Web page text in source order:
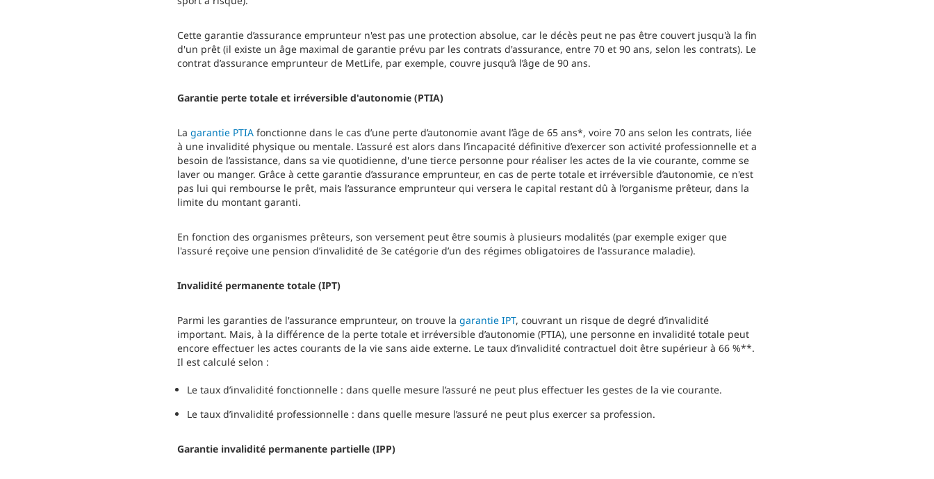
Cette garantie d’assurance emprunteur n'est pas une protection absolue, car le décès peut ne pas être couvert jusqu'à la fin
d'un prêt (il existe un âge maximal de garantie prévu par les contrats d'assurance, entre 70 et 90 ans, selon les contrats). Le
contrat d’assurance emprunteur de MetLife, par exemple, couvre jusqu’à l’âge de 90 ans.
Garantie perte totale et irréversible d'autonomie (PTIA)
La garantie PTIAfonctionne dans le cas d’une perte d’autonomie avant l’âge de 65 ans*, voire 70 ans selon les contrats, liée
à une invalidité physique ou mentale. L’assuré est alors dans l’incapacité définitive d’exercer son activité professionnelle et a
besoin de l’assistance, dans sa vie quotidienne, d'une tierce personne pour réaliser les actes de la vie courante, comme se
laver ou manger. Grâce à cette garantie d’assurance emprunteur, en cas de perte totale et irréversible d’autonomie, ce n'est
pas lui qui rembourse le prêt, mais l’assurance emprunteur qui versera le capital restant dû à l’organisme prêteur, dans la
limite du montant garanti.
En fonction des organismes prêteurs, son versement peut être soumis à plusieurs modalités (par exemple exiger que
l'assuré reçoive une pension d’invalidité de 3e catégorie d’un des régimes obligatoires de l'assurance maladie).
Invalidité permanente totale (IPT)
Parmi les garanties de l'assurance emprunteur, on trouve la garantie IPT, couvrant un risque de degré d’invalidité
important. Mais, à la différence de la perte totale et irréversible d’autonomie (PTIA), une personne en invalidité totale peut
encore effectuer les actes courants de la vie sans aide externe. Le taux d’invalidité contractuel doit être supérieur à 66 %**.
Il est calculé selon :
Le taux d’invalidité fonctionnelle : dans quelle mesure l’assuré ne peut plus effectuer les gestes de la vie courante.
Le taux d’invalidité professionnelle : dans quelle mesure l’assuré ne peut plus exercer sa profession.
Garantie invalidité permanente partielle (IPP)